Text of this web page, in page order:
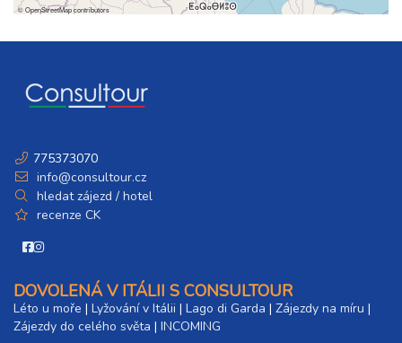
©OpenStreetMapcontributors
775373070
info@consultour.cz
hledat zájezd / hotel
recenze CK
DOVOLENÁ V ITÁLII S CONSULTOUR
Léto u moře | Lyžování v Itálii | Lago di Garda | Zájezdy na míru |
Zájezdy do celého světa | INCOMING